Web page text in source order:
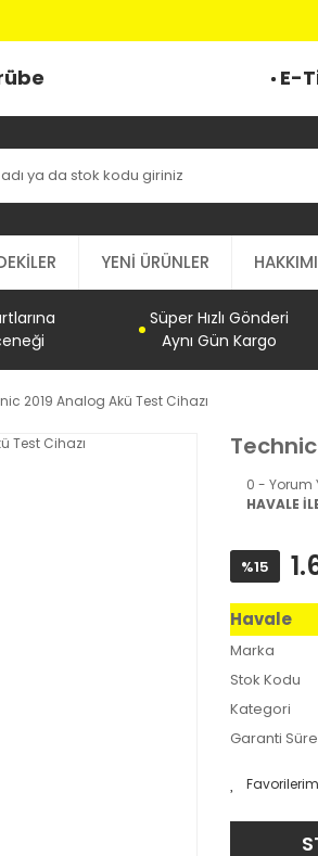
E-
YENİ ÜRÜNLER
Süper Hızlı Gönderi
Aynı Gün Kargo
2019 Analog Akü Test Cihazı
0 - Yorum
HAVALE
%15
Havale
Marka
Stok Kodu
Kategori
Garanti